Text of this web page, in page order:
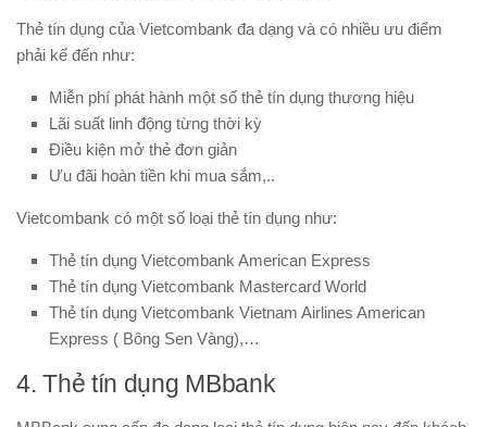
Thẻ tín dụng của Vietcombank đa dạng và có nhiều ưu điểm
phải kể đến như:
Miễn phí phát hành một số thẻ tín dụng thương hiệu
Lãi suất linh động từng thời kỳ
Điều kiện mở thẻ đơn giản
Ưu đãi hoàn tiền khi mua sắm,..
Vietcombank có một số loại thẻ tín dụng như:
Thẻ tín dụng Vietcombank American Express
Thẻ tín dụng Vietcombank Mastercard World
Thẻ tín dụng Vietcombank Vietnam Airlines American
Express ( Bông Sen Vàng),…
4. Thẻ tín dụng MBbank